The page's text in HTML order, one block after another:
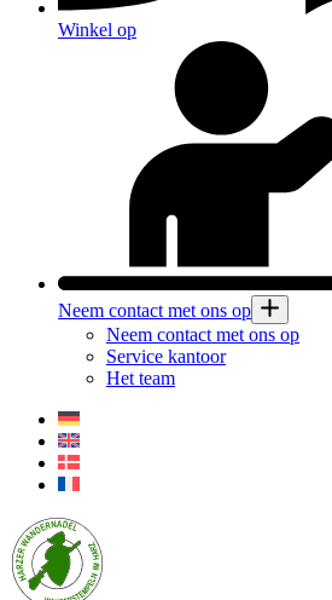
Winkel op
Neem contact met ons op
Neem contact met ons op
Service kantoor
Het team